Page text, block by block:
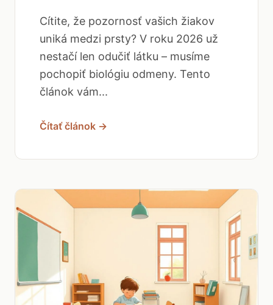
Cítite, že pozornosť vašich žiakov
uniká medzi prsty? V roku 2026 už
nestačí len odučiť látku – musíme
pochopiť biológiu odmeny. Tento
článok vám...
Čítať článok →